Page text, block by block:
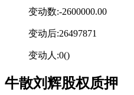
变动数:-2600000.00
变动后:26497871
变动人:0()
牛散刘辉股权质押